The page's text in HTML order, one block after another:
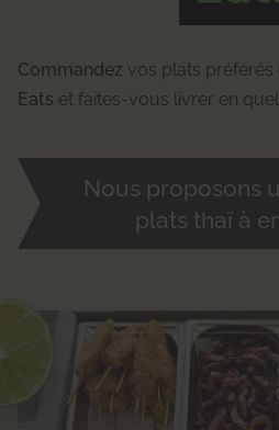
Commandez vos plats
Eats et faites-vous livrer en
Nous proposons
plats thaï à